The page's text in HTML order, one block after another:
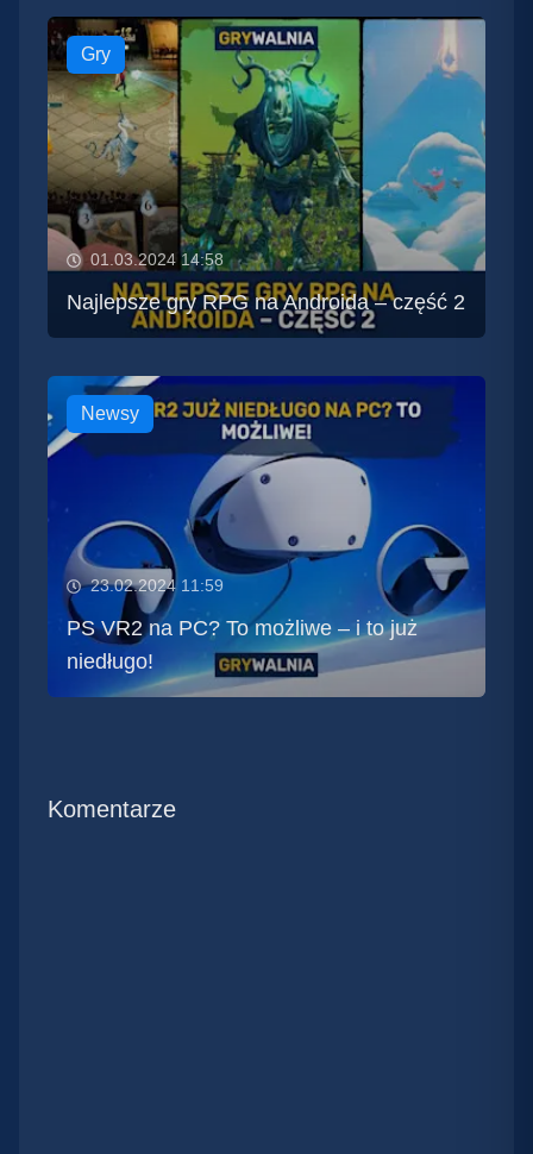
Gry
01.03.2024 14:58
Najlepsze gry RPG na Androida – część 2
Newsy
23.02.2024 11:59
PS VR2 na PC? To możliwe – i to już
niedługo!
Komentarze